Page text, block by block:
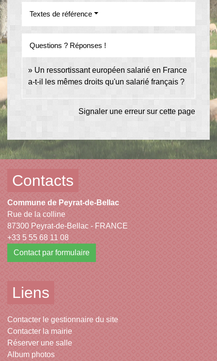
Textes de référence
Questions ? Réponses !
Un ressortissant européen salarié en France
a-t-il les mêmes droits qu'un salarié français ?
Signaler une erreur sur cette page
Contacts
Commune de Peyrat-de-Bellac
Rue de la colline
87300 Peyrat-de-Bellac - FRANCE
+33 5 55 68 11 08
Contact par formulaire
Liens
Contacter le gestionnaire du site
Contacter la mairie
Réserver une salle
Album photos